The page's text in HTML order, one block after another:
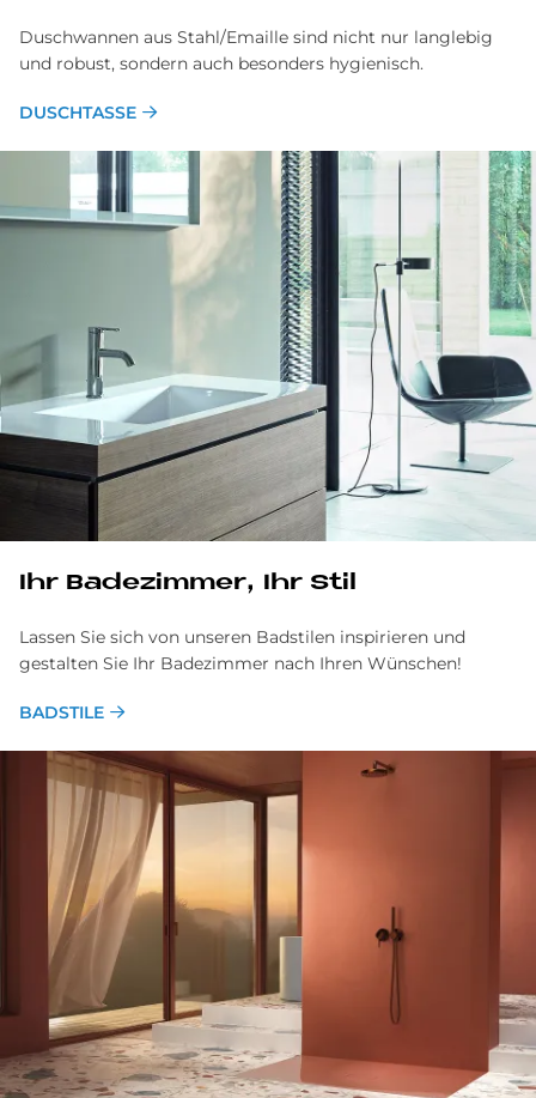
Duschwannen aus Stahl/Emaille sind nicht nur langlebig
und robust, sondern auch besonders hygienisch.
DUSCHTASSE
Ihr Badezimmer, Ihr Stil
Lassen Sie sich von unseren Badstilen inspirieren und
gestalten Sie Ihr Badezimmer nach Ihren Wünschen!
BADSTILE